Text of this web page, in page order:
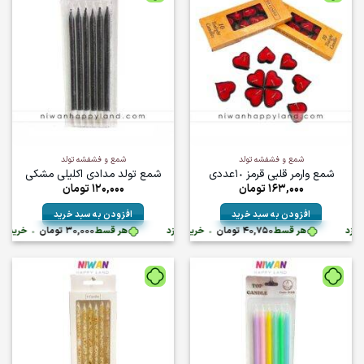
مختلفی
می
باشد.
گزینه
ها
ممکن
است
صفحه
محصول
انتخاب
شوند
هر قسط40,750تومان • خرید قسطی با ترب‌پی بدون کارمزد
شمع و فشفشه تولد
شمع وارمر قلبی قرمز ۱٠عددی
163,000تومان
افزودن به سبد خرید
هر قسط30,000تومان • خرید قسطی با تومان خرید قسطی با ترب‌پی بدون کارمزد
شمع و فشفشه تولد
شمع تولد مدادی اکلیلی مشکی
120,000تومان
افزودن به سبد خرید